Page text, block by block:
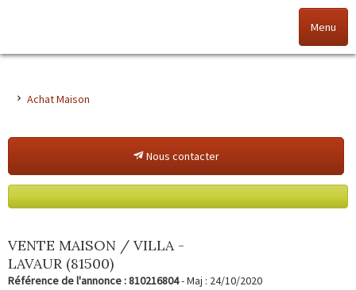
Menu
Vendez votre bien
Alerte immo
Achat Maison
Nous contacter
VENTE MAISON / VILLA -
LAVAUR (81500)
Référence de l'annonce : 810216804- Maj : 24/10/2020